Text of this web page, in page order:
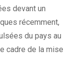
devant un
récemment,
du pays au
cadre de la mise